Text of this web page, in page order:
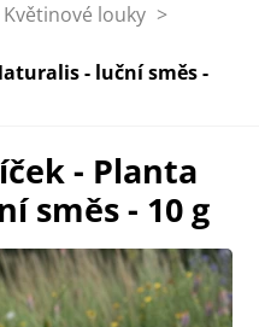
Květinové louky >
- luční směs -
- Planta
směs - 10 g